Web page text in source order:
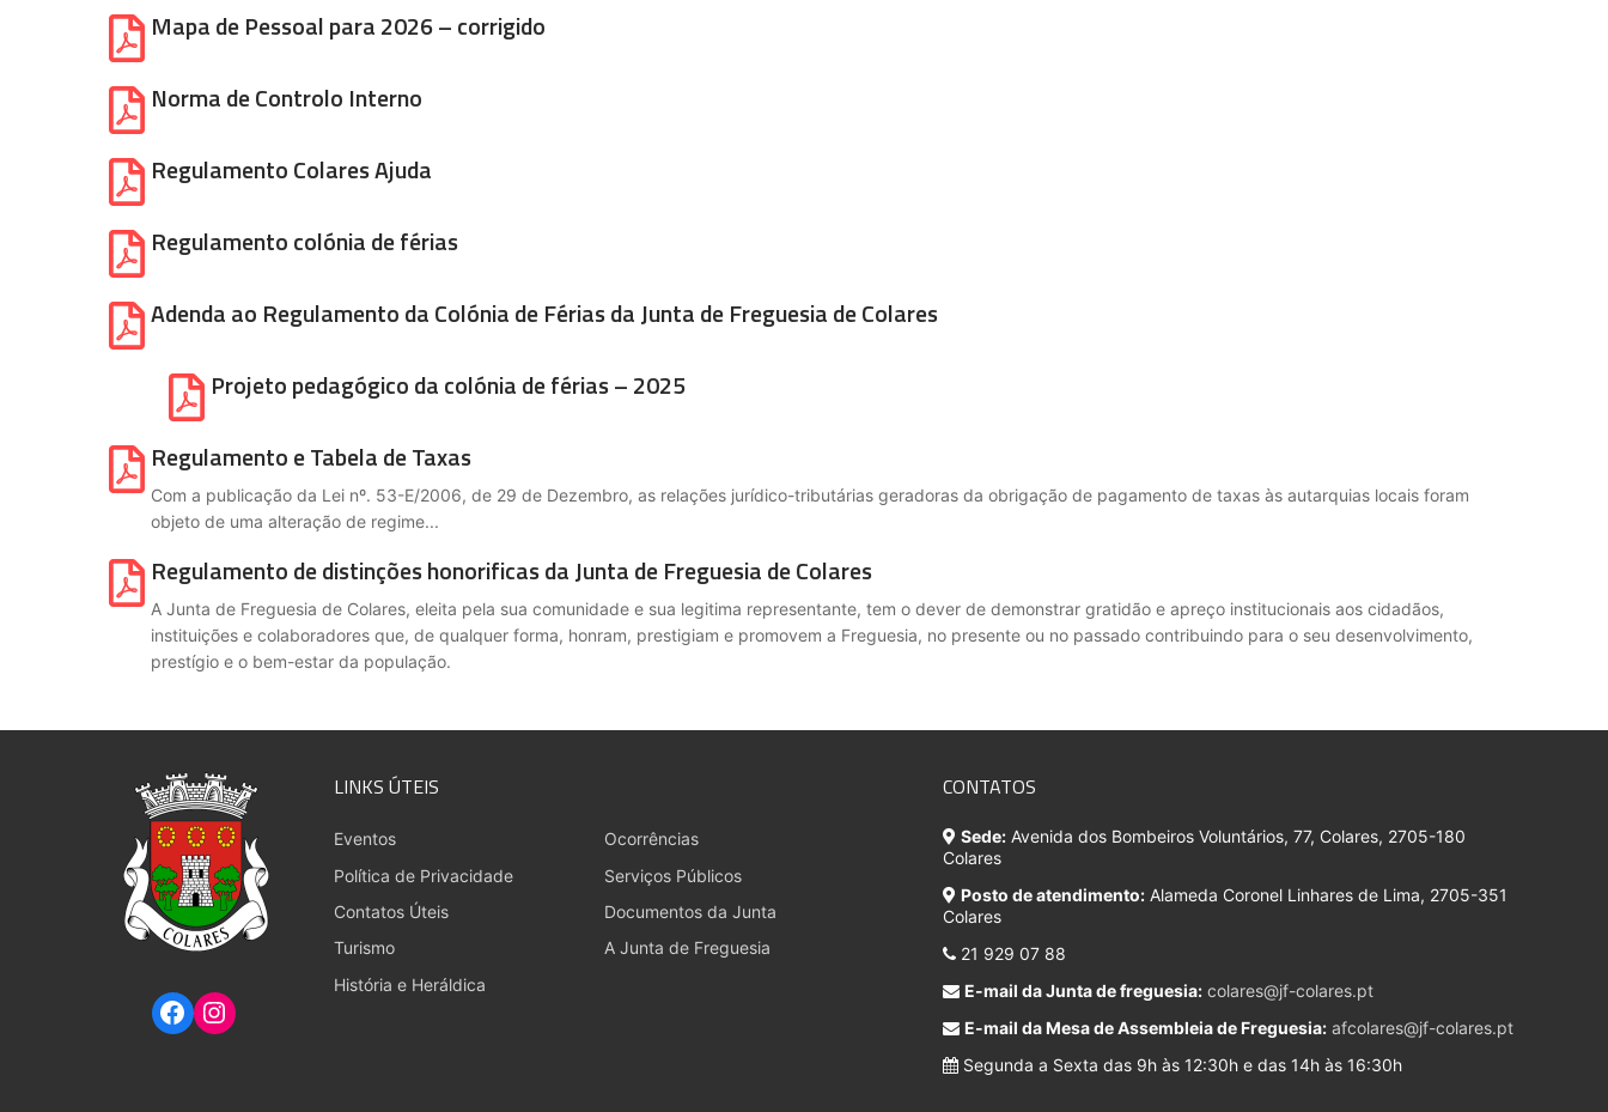
Mapa de Pessoal para 2026 – corrigido
Norma de Controlo Interno
Regulamento Colares Ajuda
Regulamento colónia de férias
Adenda ao Regulamento da Colónia de Férias da Junta de Freguesia de Colares
Projeto pedagógico da colónia de férias – 2025
Regulamento e Tabela de Taxas
Com a publicação da Lei nº. 53-E/2006, de 29 de Dezembro, as relações jurídico-tributárias geradoras da obrigação de pagamento de taxas às autarquias locais foram
objeto de uma alteração de regime...
Regulamento de distinções honorificas da Junta de Freguesia de Colares
A Junta de Freguesia de Colares, eleita pela sua comunidade e sua legitima representante, tem o dever de demonstrar gratidão e apreço institucionais aos cidadãos,
instituições e colaboradores que, de qualquer forma, honram, prestigiam e promovem a Freguesia, no presente ou no passado contribuindo para o seu desenvolvimento,
prestígio e o bem-estar da população.
LINKS ÚTEIS
Eventos
Ocorrências
Política de Privacidade
Serviços Públicos
Contatos Úteis
Documentos da Junta
Turismo
A Junta de Freguesia
História e Heráldica
CONTATOS
Sede:Avenida dos Bombeiros Voluntários, 77, Colares, 2705-180
Colares
Posto de atendimento:Alameda Coronel Linhares de Lima, 2705-351
Colares
21 929 07 88
E-mail da Junta de freguesia: colares@jf-colares.pt
E-mail da Mesa de Assembleia de Freguesia: afcolares@jf-colares.pt
Segunda a Sexta das 9h às 12:30h e das 14h às 16:30h